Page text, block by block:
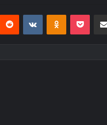
Reddit VKontakteOdnoklassniki
Pocket